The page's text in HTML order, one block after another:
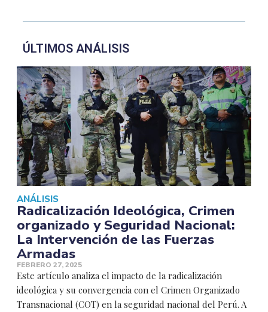
ÚLTIMOS ANÁLISIS
ANÁLISIS
Radicalización Ideológica, Crimen
organizado y Seguridad Nacional:
La Intervención de las Fuerzas
Armadas
FEBRERO 27, 2025
Este artículo analiza el impacto de la radicalización
ideológica y su convergencia con el Crimen Organizado
Transnacional (COT) en la seguridad nacional del Perú. A